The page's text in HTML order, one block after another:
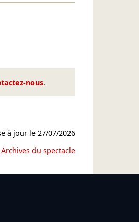
nous.
à jour le27/07/2026
Archives du spectacle